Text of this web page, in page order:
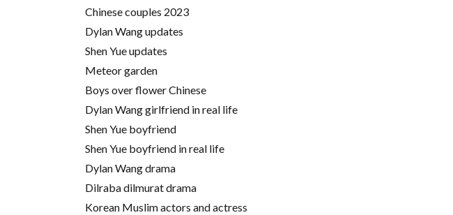
Chinese couples 2023
Dylan Wang updates
Shen Yue updates
Meteor garden
Boys over flower Chinese
Dylan Wang girlfriend in real life
Shen Yue boyfriend
Shen Yue boyfriend in real life
Dylan Wang drama
Dilraba dilmurat drama
Korean Muslim actors and actress